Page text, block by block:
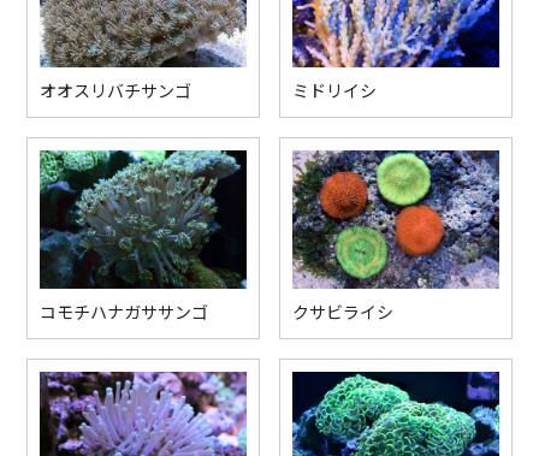
オオスリバチサンゴ ミドリイシ
コモチハナガササンゴ クサビライシ